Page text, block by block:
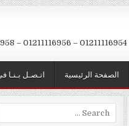
اتـصـل بـنـا الصفحة الرئيسية
Search
for: